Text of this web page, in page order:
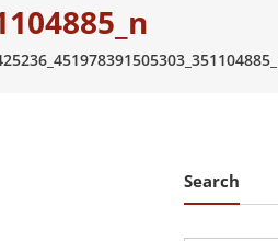
Search